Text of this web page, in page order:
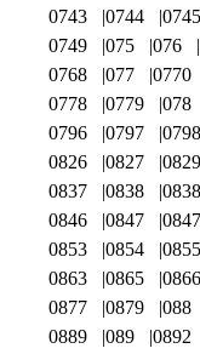
0743
0744 0745
0749
075 076
0768
077 0770
0778
0779 078
0796
0797 0798
0826
0827 0829
0837
0838
0846
0847
0853
0854 0855
0863
0865 0866
0877
0879 088
0889
089 0892